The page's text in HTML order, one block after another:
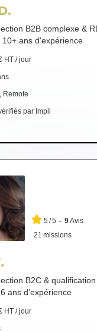
B2B complexe &
10+ ans d'expérience
HT / jour
Remote
par Impli
5 /5 - 9Avis
21 missions
B2C &
ans d'expérience
HT / jour